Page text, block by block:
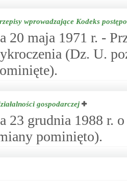
wprowadzające Kodeks
20 maja 1971 r. -
(Dz. U.
gospodarczej
23 grudnia 1988 r.
pominięto).